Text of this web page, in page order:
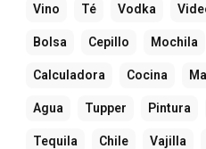
Vino Té Vodka
Bolsa Cepillo Mochila
Calculadora Cocina
Agua Tupper Pintura
Tequila Chile Vajilla